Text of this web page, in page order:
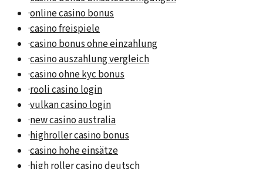
·online casino bonus
·casino freispiele
·casino bonus ohne einzahlung
·casino auszahlung vergleich
·casino ohne kyc bonus
·rooli casino login
·vulkan casino login
·new casino australia
·highroller casino bonus
·casino hohe einsätze
·high roller casino deutsch